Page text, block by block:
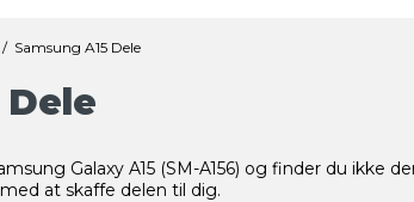
/ Samsung A15 Dele
Dele
Galaxy A15 (SM-A156) og finder du ikke
at skaffe delen til dig.